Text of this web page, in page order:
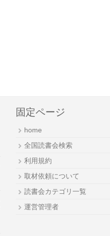
固定ページ
home
全国読書会検索
利用規約
取材依頼について
読書会カテゴリ一覧
運営管理者